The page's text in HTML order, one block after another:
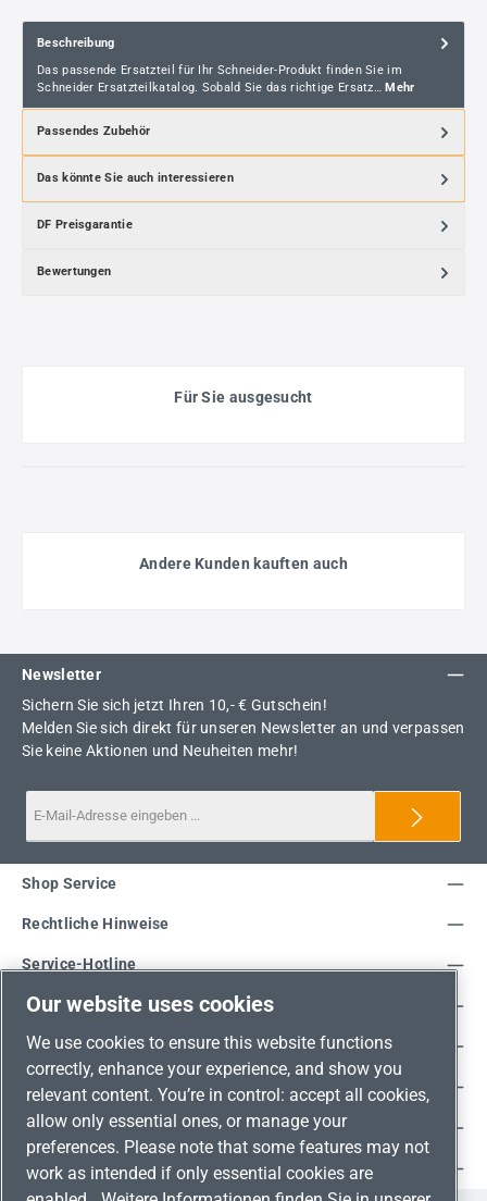
Beschreibung
Das passende Ersatzteil für Ihr Schneider-Produkt finden Sie im
Schneider Ersatzteilkatalog. Sobald Sie das richtige Ersatz…Mehr
Passendes Zubehör
Das könnte Sie auch interessieren
DF Preisgarantie
Bewertungen
Für Sie ausgesucht
Andere Kunden kauften auch
Newsletter
Sichern Sie sich jetzt Ihren 10,- € Gutschein!
Melden Sie sich direkt für unseren Newsletter an und verpassen
Sie keine Aktionen und Neuheiten mehr!
Service-Hotline
Shop Service
Rechtliche Hinweise
Unsere Vorteile
Versandarten
Zahlungsarten
Adresse
Umweltschutz & Partnerschaft
Our website uses cookies
We use cookies to ensure this website functions
correctly, enhance your experience, and show you
relevant content. You’re in control: accept all cookies,
allow only essential ones, or manage your
preferences. Please note that some features may not
work as intended if only essential cookies are